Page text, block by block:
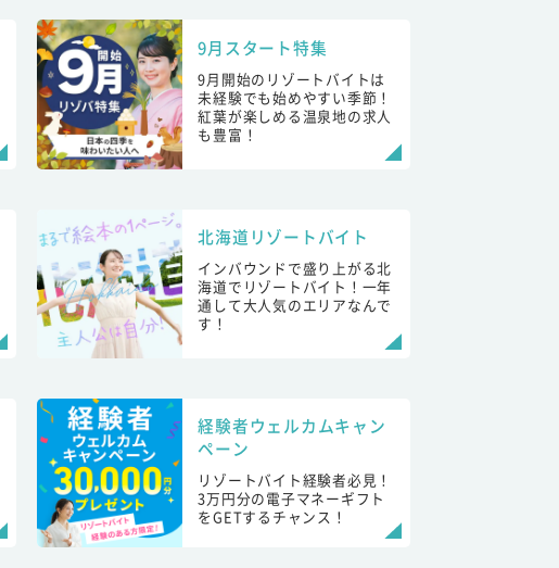
9月スタート特集
9月開始のリゾートバイトは
未経験でも始めやすい季節！
紅葉が楽しめる温泉地の求人
も豊富！
北海道リゾートバイト
インバウンドで盛り上がる北
海道でリゾートバイト！一年
通して大人気のエリアなんで
す！
経験者ウェルカムキャン
ペーン
リゾートバイト経験者必見！
3万円分の電子マネーギフト
をGETするチャンス！